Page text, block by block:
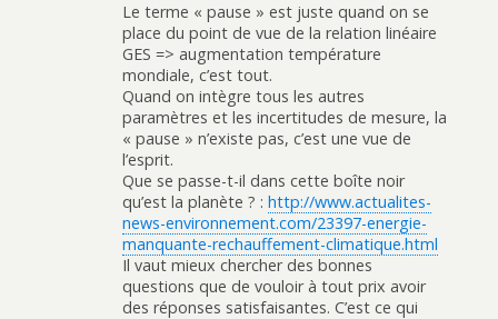
Le terme « pause » est juste quand on se
place du point de vue de la relation linéaire
GES => augmentation température
mondiale, c’est tout.
Quand on intègre tous les autres
paramètres et les incertitudes de mesure, la
« pause » n’existe pas, c’est une vue de
l’esprit.
Que se passe-t-il dans cette boîte noir
qu’est la planète ? : http://www.actualites-
news-environnement.com/23397-energie-
manquante-rechauffement-climatique.html
Il vaut mieux chercher des bonnes
questions que de vouloir à tout prix avoir
des réponses satisfaisantes. C’est ce qui